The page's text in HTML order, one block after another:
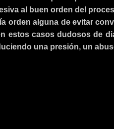
al buen orden del
orden alguna de evitar
estos casos dudosos de
una presión, un